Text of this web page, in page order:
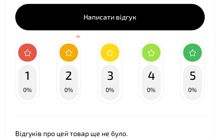
Написати відгук
1
0%
2
0%
3
0%
4
0%
5
0%
Відгуків про цей товар ще не було.